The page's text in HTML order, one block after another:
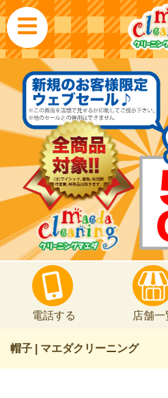
電話する 店舗一
帽子 | マエダクリーニング